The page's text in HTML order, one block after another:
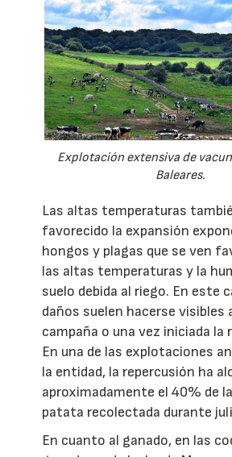
Explotación extensiva de
Baleares.
Las altas temperaturas
favorecido la expansión
hongos y plagas que se ven
las altas temperaturas y la
suelo debida al riego. En este
daños suelen hacerse visibles
campaña o una vez iniciada la
En una de las explotaciones
la entidad, la repercusión ha
aproximadamente el 40% de
patata recolectada durante
En cuanto al ganado, en las